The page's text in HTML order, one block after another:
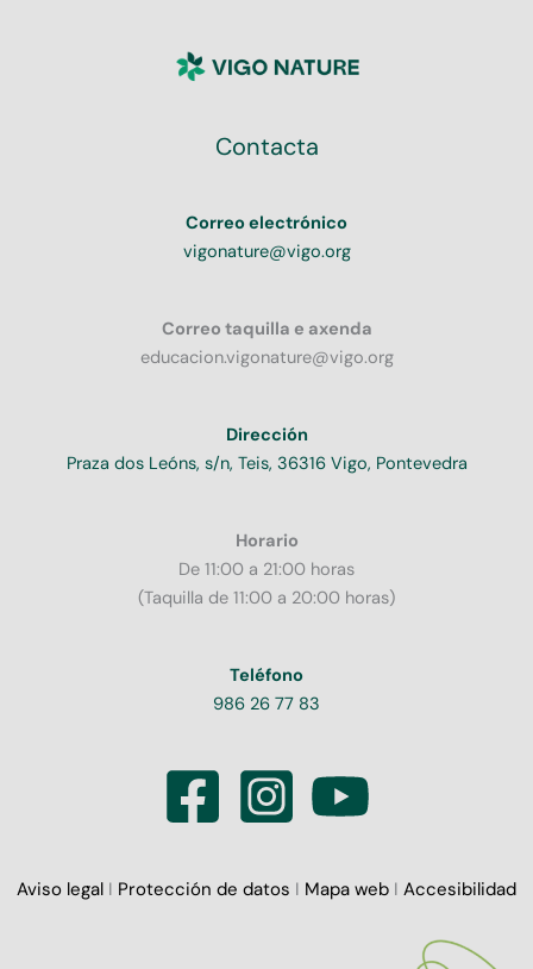
Contacta
Correo electrónico
vigonature@vigo.org
Correo taquilla e axenda
educacion.vigonature@vigo.org
Dirección
Praza dos Leóns, s/n, Teis, 36316 Vigo, Pontevedra
Horario
De 11:00 a 21:00 horas
(Taquilla de 11:00 a 20:00 horas)
Teléfono
986 26 77 83
Aviso legal I Protección de datos I Mapa web I Accesibilidad